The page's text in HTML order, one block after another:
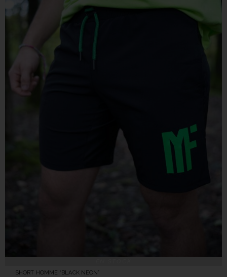
SHORT HOMME “BLACK NEON”